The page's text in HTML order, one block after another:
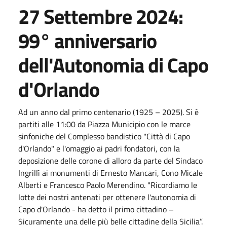
27 Settembre 2024:
99° anniversario
dell'Autonomia di Capo
d'Orlando
Ad un anno dal primo centenario (1925 – 2025). Si è
partiti alle 11:00 da Piazza Municipio con le marce
sinfoniche del Complesso bandistico "Città di Capo
d'Orlando" e l'omaggio ai padri fondatori, con la
deposizione delle corone di alloro da parte del Sindaco
Ingrillì ai monumenti di Ernesto Mancari, Cono Micale
Alberti e Francesco Paolo Merendino. "Ricordiamo le
lotte dei nostri antenati per ottenere l'autonomia di
Capo d'Orlando - ha detto il primo cittadino –
Sicuramente una delle più belle cittadine della Sicilia”.